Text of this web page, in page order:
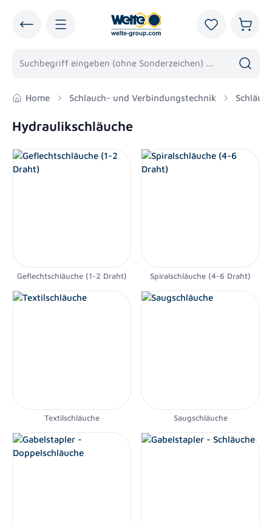
Du hast 0
Home Schlauch- und Verbindungstechnik
Hydraulikschläuche
Geflechtschläuche (1-2 Draht) Spiralschläuche (4-6 Draht)
Textilschläuche Saugschläuche